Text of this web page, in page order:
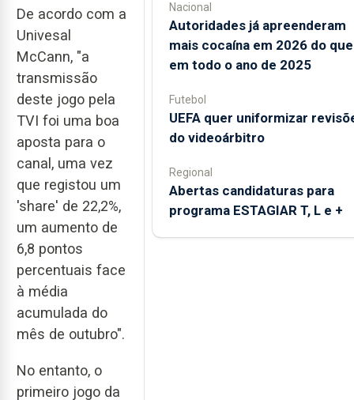
De acordo com a
Univesal
McCann, "a
transmissão
deste jogo pela
TVI foi uma boa
aposta para o
canal, uma vez
que registou um
'share' de 22,2%,
um aumento de
6,8 pontos
percentuais face
à média
acumulada do
mês de outubro".
No entanto, o
primeiro jogo da
Nacional
Autoridades já apreenderam
mais cocaína em 2026 do que
em todo o ano de 2025
Futebol
UEFA quer uniformizar
do videoárbitro
Regional
Abertas candidaturas para
programa ESTAGIAR T, L e +